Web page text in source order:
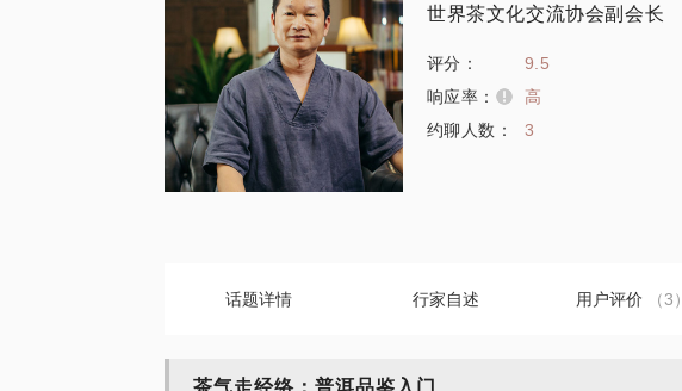
世界茶文化交流协会副会长
评分：
9.5
响应率：
高
约聊人数：
3
话题详情 行家自述 用户评价 （3）
茶气走经络：普洱品鉴入门